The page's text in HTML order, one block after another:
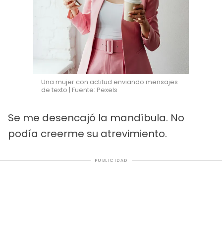
Una mujer con actitud enviando mensajes
de texto | Fuente: Pexels
Se me desencajó la mandíbula. No
podía creerme su atrevimiento.
PUBLICIDAD